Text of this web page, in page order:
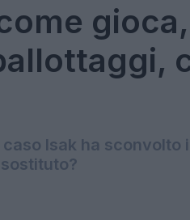
Isak ha sconvolto